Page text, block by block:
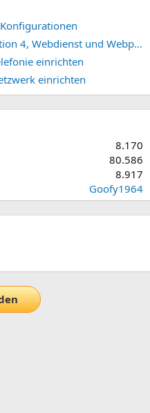
Synology DSM 7.2/7.3, Web Station 4, Webdienst und Webportal erstellen (ehemals vHost)
einrichten
einrichten
8.170
80.586
8.917
Goofy1964